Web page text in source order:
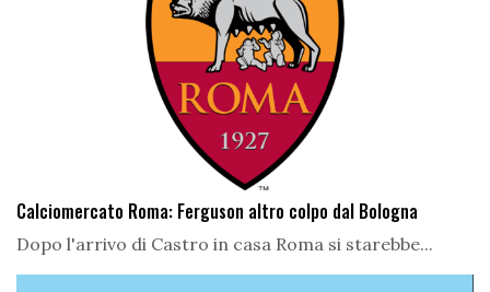
Calciomercato Roma: Ferguson altro colpo dal Bologna
Dopo l'arrivo di Castro in casa Roma si starebbe...